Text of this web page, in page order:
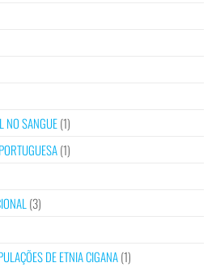
NO SANGUE(1)
(1)
(3)
DE ETNIA CIGANA(1)